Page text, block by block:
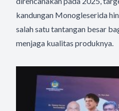
kandungan Monogleserida
salah satu tantangan besar
menjaga kualitas produknya.